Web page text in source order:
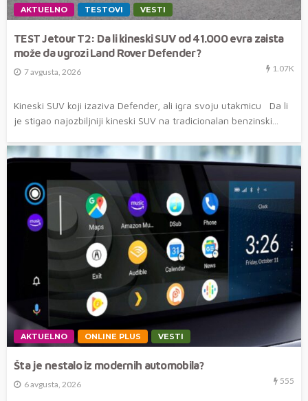
AKTUELNO TESTOVI VESTI
TEST Jetour T2: Da li kineski SUV od 41.000 evra zaista
može da ugrozi Land Rover Defender?
7 avgusta, 2026 1.07K
Kineski SUV koji izaziva Defender, ali igra svoju utakmicu Da li
je stigao najozbiljniji kineski SUV na tradicionalan benzinski...
AKTUELNO ONLINE PLUS VESTI
Šta je nestalo iz modernih automobila?
6 avgusta, 2026 555